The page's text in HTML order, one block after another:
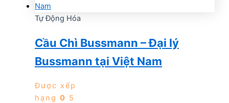
Tự Động Hóa
Cầu Chì Bussmann – Đại lý
Bussmann tại Việt Nam
Được xếp
hạng 0 5